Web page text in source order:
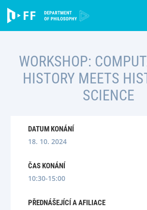
content
Semináře
Workshop: Computational History Meets
WORKSHOP:
HISTORY MEETS
SCIENCE
DATUM KONÁNÍ
18. 10. 2024
ČAS KONÁNÍ
10:30-15:00
PŘEDNÁŠEJÍCÍ A AFILIACE